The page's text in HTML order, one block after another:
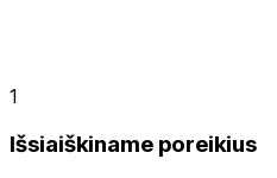
1
Išsiaiškiname poreikius